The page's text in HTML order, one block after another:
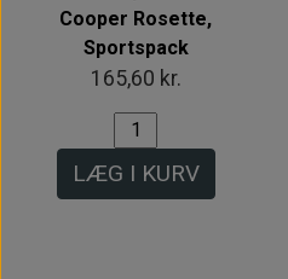
Cooper Rosette,
Sportspack
165,60 kr.
LÆG I KURV